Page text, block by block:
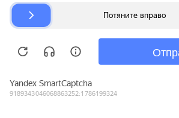
© bibinet.ru - система поиска
Copyright 2010-2026 Все права